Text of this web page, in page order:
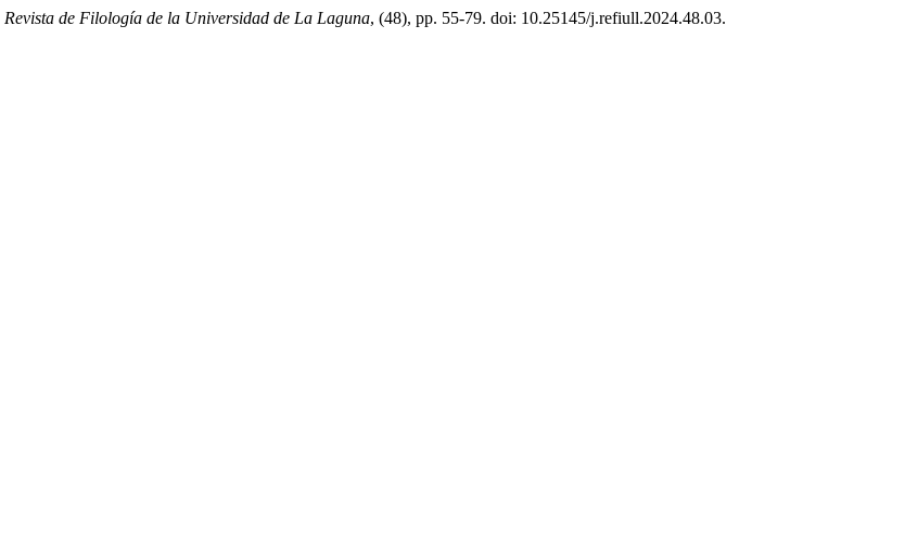
Revista de Filología de la Universidad de La Laguna, (48), pp. 55-79. doi: 10.25145/j.refiull.2024.48.03.